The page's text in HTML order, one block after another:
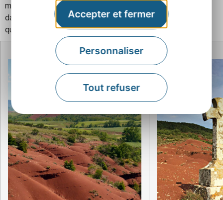
Accepter et fermer
Personnaliser
Tout refuser
mes yeux, émerveillés. Je viens de passer quelques jours
dans une région dont j’ignorais encore l’existence il y a
quelques semaines…